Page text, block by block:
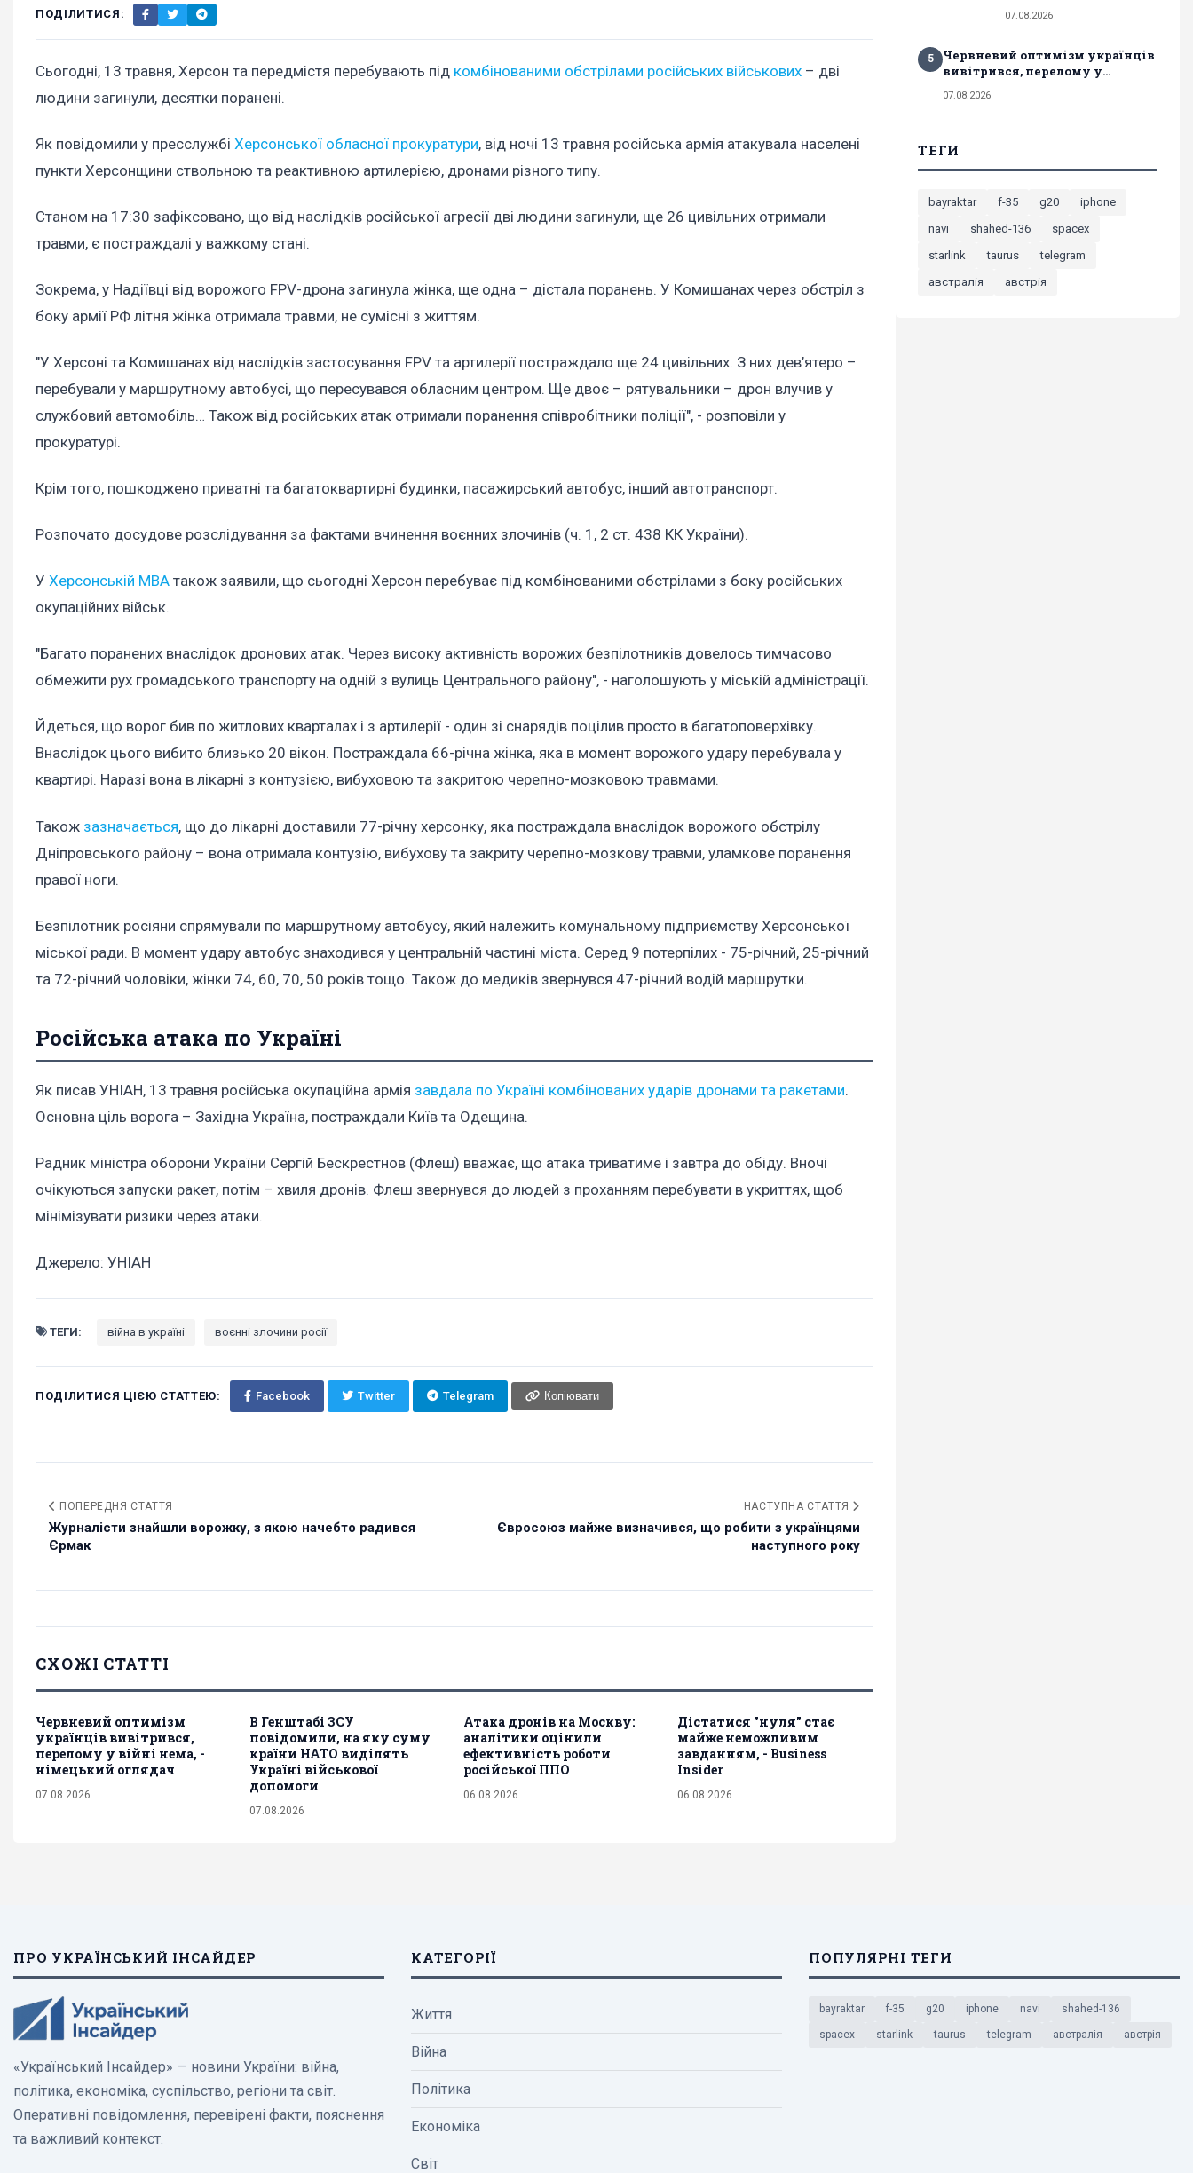
ПОДІЛИТИСЯ:
Сьогодні, 13 травня, Херсон та передмістя перебувають під комбінованими обстрілами російських військових – дві
людини загинули, десятки поранені.
Як повідомили у пресслужбі Херсонської обласної прокуратури, від ночі 13 травня російська армія атакувала населені
пункти Херсонщини ствольною та реактивною артилерією, дронами різного типу.
Станом на 17:30 зафіксовано, що від наслідків російської агресії дві людини загинули, ще 26 цивільних отримали
травми, є постраждалі у важкому стані.
Зокрема, у Надіївці від ворожого FPV-дрона загинула жінка, ще одна – дістала поранень. У Комишанах через обстріл з
боку армії РФ літня жінка отримала травми, не сумісні з життям.
"У Херсоні та Комишанах від наслідків застосування FPV та артилерії постраждало ще 24 цивільних. З них дев’ятеро –
перебували у маршрутному автобусі, що пересувався обласним центром. Ще двоє – рятувальники – дрон влучив у
службовий автомобіль… Також від російських атак отримали поранення співробітники поліції", - розповіли у
прокуратурі.
Крім того, пошкоджено приватні та багатоквартирні будинки, пасажирський автобус, інший автотранспорт.
Розпочато досудове розслідування за фактами вчинення воєнних злочинів (ч. 1, 2 ст. 438 КК України).
У Херсонській МВА також заявили, що сьогодні Херсон перебуває під комбінованими обстрілами з боку російських
окупаційних військ.
"Багато поранених внаслідок дронових атак. Через високу активність ворожих безпілотників довелось тимчасово
обмежити рух громадського транспорту на одній з вулиць Центрального району", - наголошують у міській адміністрації.
Йдеться, що ворог бив по житлових кварталах і з артилерії - один зі снарядів поцілив просто в багатоповерхівку.
Внаслідок цього вибито близько 20 вікон. Постраждала 66-річна жінка, яка в момент ворожого удару перебувала у
квартирі. Наразі вона в лікарні з контузією, вибуховою та закритою черепно-мозковою травмами.
Також зазначається, що до лікарні доставили 77-річну херсонку, яка постраждала внаслідок ворожого обстрілу
Дніпровського району – вона отримала контузію, вибухову та закриту черепно-мозкову травми, уламкове поранення
правої ноги.
Безпілотник росіяни спрямували по маршрутному автобусу, який належить комунальному підприємству Херсонської
міської ради. В момент удару автобус знаходився у центральній частині міста. Серед 9 потерпілих - 75-річний, 25-річний
та 72-річний чоловіки, жінки 74, 60, 70, 50 років тощо. Також до медиків звернувся 47-річний водій маршрутки.
Російська атака по Україні
Як писав УНІАН, 13 травня російська окупаційна армія завдала по Україні комбінованих ударів дронами та ракетами.
Основна ціль ворога – Західна Україна, постраждали Київ та Одещина.
Радник міністра оборони України Сергій Бескрестнов (Флеш) вважає, що атака триватиме і завтра до обіду. Вночі
очікуються запуски ракет, потім – хвиля дронів. Флеш звернувся до людей з проханням перебувати в укриттях, щоб
мінімізувати ризики через атаки.
Джерело: УНІАН
ТЕГИ: війна в україні воєнні злочини росії
ПОДІЛИТИСЯ ЦІЄЮ СТАТТЕЮ: Facebook Twitter Telegram Копіювати
ПОПЕРЕДНЯ СТАТТЯ
Журналісти знайшли ворожку, з якою начебто радився
Єрмак
НАСТУПНА СТАТТЯ
Євросоюз майже визначився, що робити з українцями
наступного року
СХОЖІ СТАТТІ
Червневий оптимізм
українців вивітрився,
перелому у війні нема, -
німецький оглядач
07.08.2026
В Генштабі ЗСУ
повідомили, на яку суму
країни НАТО виділять
Україні військової
допомоги
07.08.2026
Атака дронів на Москву:
аналітики оцінили
ефективність роботи
російської ППО
06.08.2026
Дістатися "нуля" стає
майже неможливим
завданням, - Business
Insider
06.08.2026
07.08.2026
5
Червневий оптимізм українців
вивітрився, перелому у...
07.08.2026
ТЕГИ
bayraktar f-35 g20
iphone
navi
shahed-136
spacex
starlink
taurus
telegram
австралія
австрія
ПРО УКРАЇНСЬКИЙ ІНСАЙДЕР
«Український Інсайдер» — новини України: війна,
політика, економіка, суспільство, регіони та світ.
Оперативні повідомлення, перевірені факти, пояснення
та важливий контекст.
КАТЕГОРІЇ
Життя
Війна
Політика
Економіка
Світ
ПОПУЛЯРНІ ТЕГИ
bayraktar f-35 g20 iphone navi shahed-136
spacex starlink taurus telegram австралія австрія